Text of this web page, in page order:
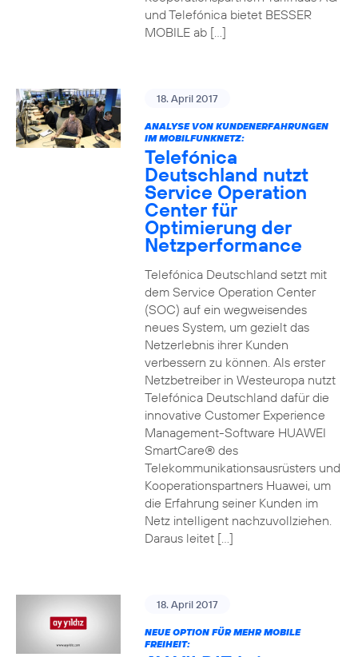
und Telefónica bietet BESSER
MOBILE ab […]
18. April 2017
ANALYSE VON KUNDENERFAHRUNGEN
IM MOBILFUNKNETZ:
Telefónica
Deutschland nutzt
Service Operation
Center für
Optimierung der
Netzperformance
Telefónica Deutschland setzt mit
dem Service Operation Center
(SOC) auf ein wegweisendes
neues System, um gezielt das
Netzerlebnis ihrer Kunden
verbessern zu können. Als erster
Netzbetreiber in Westeuropa nutzt
Telefónica Deutschland dafür die
innovative Customer Experience
Management-Software HUAWEI
SmartCare® des
Telekommunikationsausrüsters und
Kooperationspartners Huawei, um
die Erfahrung seiner Kunden im
Netz intelligent nachzuvollziehen.
Daraus leitet […]
18. April 2017
NEUE OPTION FÜR MEHR MOBILE
FREIHEIT: